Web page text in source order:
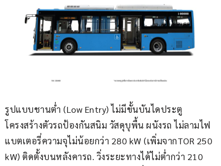
รูปแบบชานต่ำ (Low Entry) ไม่มีขั้นบันไดประตู
โครงสร้างตัวรถป้องกันสนิม วัสดุบุพื้น ผนังรถ ไม่ลามไฟ
แบตเตอรี่ความจุไม่น้อยกว่า 280 kW (เพิ่มจากTOR 250
kW) ติดตั้งบนหลังคารถ. วิ่งระยะทางได้ไม่ต่ำกว่า 210